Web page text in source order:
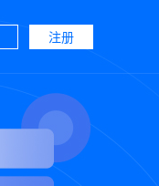
注册